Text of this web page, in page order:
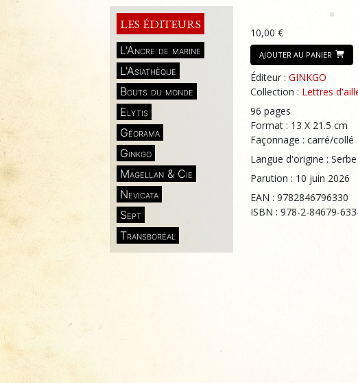
LES ÉDITEURS
L'Ancre de marine
L'Asiathèque
Bouts du monde
Elytis
Géorama
Ginkgo
Magellan & Cie
Nevicata
Sept
Transboréal
10,00 €
AJOUTER AU PANIER
Éditeur : GINKGO
Collection : Lettres
96 pages
Format : 13 X 21.5 cm
Façonnage : carré/collé
Langue d'origine :
Parution : 10 juin 2026
EAN : 9782846796330
ISBN : 978-2-84679-